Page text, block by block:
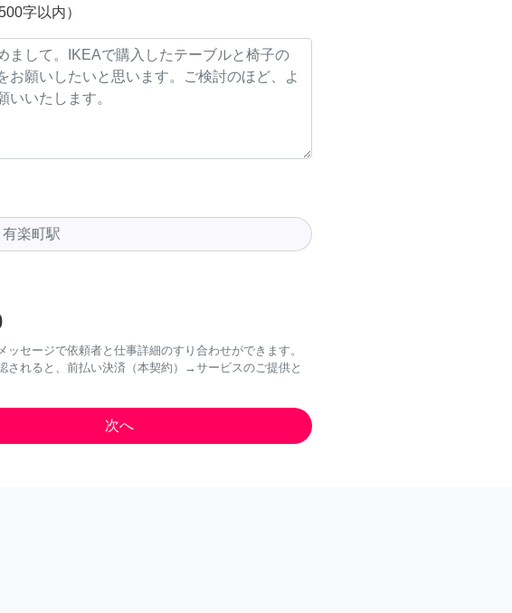
字以内）
ッセージで依頼者と仕事詳細のすり合わせができます。
されると、前払い決済（本契約）→サービスのご提供と